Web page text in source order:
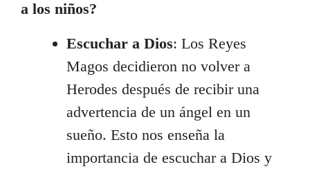
a los niños?
Escuchar a Dios: Los Reyes
Magos decidieron no volver a
Herodes después de recibir una
advertencia de un ángel en un
sueño. Esto nos enseña la
importancia de escuchar a Dios y